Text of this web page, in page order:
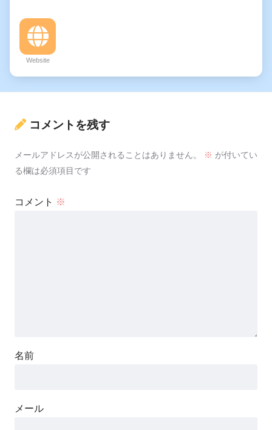
Website
コメントを残す
メールアドレスが公開されることはありません。 ※ が付いてい
る欄は必須項目です
コメント ※
名前
メール